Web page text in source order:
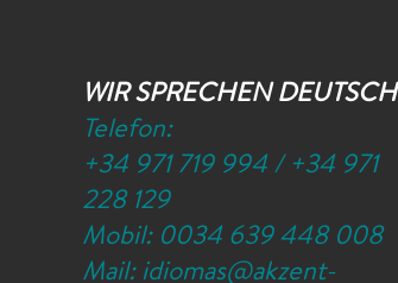
WIR SPRECHEN DEUTSCH
Telefon:
+34 971 719 994 / +34 971
228 129
Mobil: 0034 639 448 008
Mail: idiomas@akzent-